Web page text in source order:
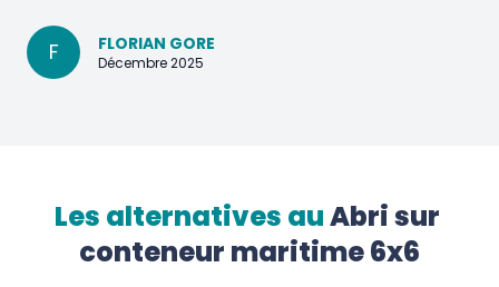
F FLORIAN GORE
Décembre 2025
Les alternatives auAbri sur
conteneur maritime 6x6